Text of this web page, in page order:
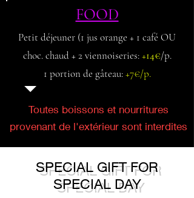
FOOD
Petit déjeuner (1 jus orange + 1 café OU
choc. chaud + 2 viennoiseries:+14€/p.
1 portion de gâteau:+7€/p.​
Toutes boissons et nourritures
provenant de l'extérieur sont interdites
SPECIAL GIFT FOR
SPECIAL DAY